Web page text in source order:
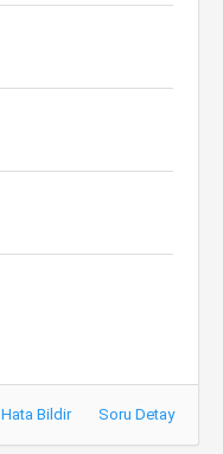
Hata Bildir Soru Detay